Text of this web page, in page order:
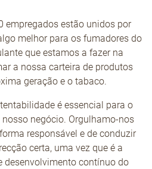
empregados estão unidos por
melhor para os fumadores do
que estamos a fazer na
a nossa carteira de produtos
geração e o tabaco.
é essencial para o
negócio. Orgulhamo-nos
responsável e de conduzir
certa, uma vez que é a
desenvolvimento contínuo do